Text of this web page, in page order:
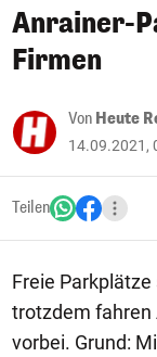
Anrainer-
Firmen
Von Heute
14.09.2021,
Teilen
Freie
trotzdem fahren
vorbei. Grund: